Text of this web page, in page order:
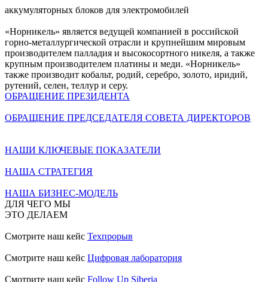
аккумуляторных блоков для электромобилей
«Норникель» является ведущей компанией в российской
горно-металлургической отрасли и крупнейшим мировым
производителем палладия и высокосортного никеля, а также
крупным производителем платины и меди. «Норникель»
также производит кобальт, родий, серебро, золото, иридий,
рутений, селен, теллур и серу.
ОБРАЩЕНИЕ ПРЕЗИДЕНТА
ОБРАЩЕНИЕ ПРЕДСЕДАТЕЛЯ СОВЕТА ДИРЕКТОРОВ
НАШИ КЛЮЧЕВЫЕ ПОКАЗАТЕЛИ
НАША СТРАТЕГИЯ
НАША БИЗНЕС-МОДЕЛЬ
ДЛЯ ЧЕГО МЫ
ЭТО ДЕЛАЕМ
Смотрите наш кейс Техпрорыв
Смотрите наш кейс Цифровая лаборатория
Смотрите наш кейс Follow Up Siberia